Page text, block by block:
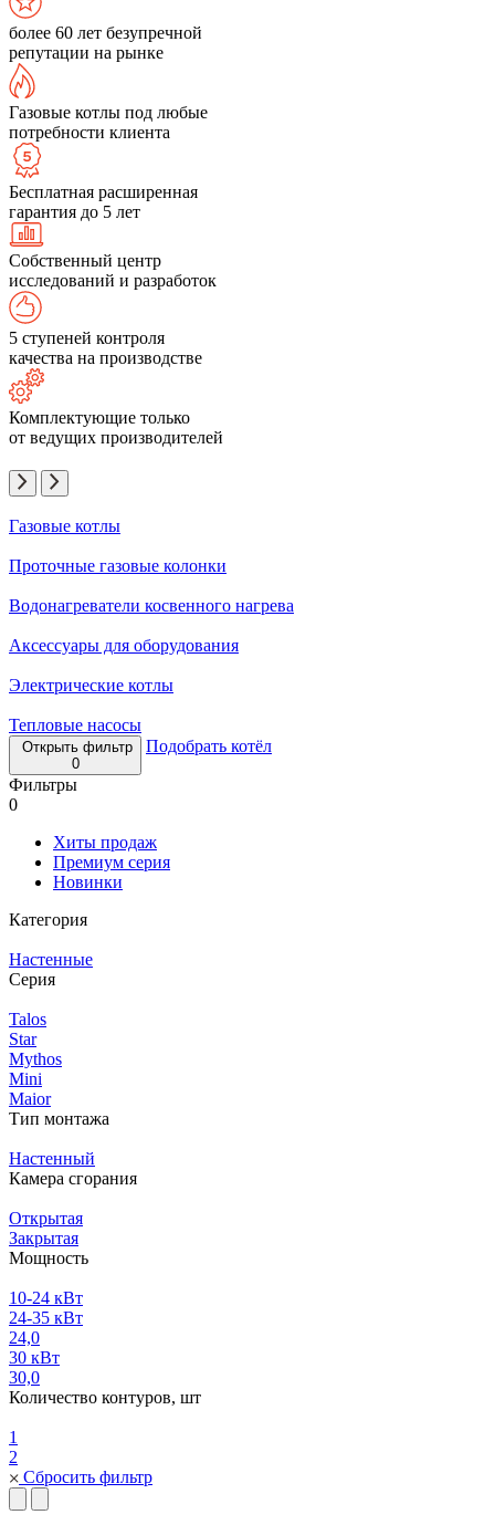
более 60 лет безупречной
репутации на рынке
Газовые котлы под любые
потребности клиента
Бесплатная расширенная
гарантия до 5 лет
Собственный центр
исследований и разработок
5 ступеней контроля
качества на производстве
Комплектующие только
от ведущих производителей
Газовые котлы
Проточные газовые колонки
Водонагреватели косвенного нагрева
Аксессуары для оборудования
Электрические котлы
Тепловые насосы
Открыть фильтр
0
Подобрать котёл
Фильтры
0
Хиты продаж
Премиум серия
Новинки
Категория
Настенные
Серия
Talos
Star
Mythos
Mini
Maior
Тип монтажа
Настенный
Камера сгорания
Открытая
Закрытая
Мощность
10-24 кВт
24-35 кВт
24,0
30 кВт
30,0
Количество контуров, шт
1
2
Сбросить фильтр